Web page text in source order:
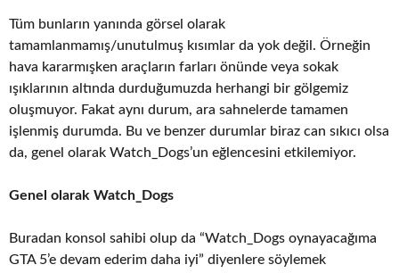
Tüm bunların yanında görsel olarak
tamamlanmamış/unutulmuş kısımlar da yok değil. Örneğin
hava kararmışken araçların farları önünde veya sokak
ışıklarının altında durduğumuzda herhangi bir gölgemiz
oluşmuyor. Fakat aynı durum, ara sahnelerde tamamen
işlenmiş durumda. Bu ve benzer durumlar biraz can sıkıcı olsa
da, genel olarak Watch_Dogs’un eğlencesini etkilemiyor.
Genel olarak Watch_Dogs
Buradan konsol sahibi olup da “Watch_Dogs oynayacağıma
GTA 5’e devam ederim daha iyi” diyenlere söylemek